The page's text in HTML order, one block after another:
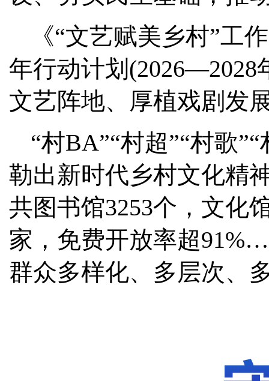
《“文艺赋美乡村”工
年行动计划(2026—2028
文艺阵地、厚植戏剧发
“村BA”“村超”“村歌
勒出新时代乡村文化精
共图书馆3253个，文化
家，免费开放率超
群众多样化、多层次、